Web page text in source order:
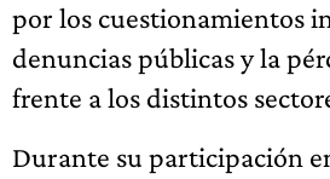
por los cuestionamientos
denuncias públicas y la
frente a los distintos
Durante su participación